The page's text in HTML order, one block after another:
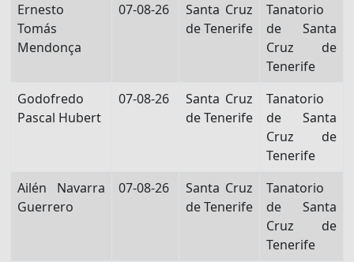
Ernesto
Tomás
Mendonça
07-08-26
Santa Cruz
de Tenerife
Tanatorio
de Santa
Cruz de
Tenerife
Godofredo
Pascal Hubert
07-08-26
Santa Cruz
de Tenerife
Tanatorio
de Santa
Cruz de
Tenerife
Ailén Navarra
Guerrero
07-08-26
Santa Cruz
de Tenerife
Tanatorio
de Santa
Cruz de
Tenerife